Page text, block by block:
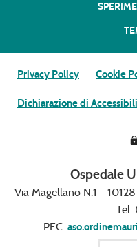
Privacy Policy Cookie
Dichiarazione di
Ospedale
Via Magellano N.1 -
Tel.
PEC: